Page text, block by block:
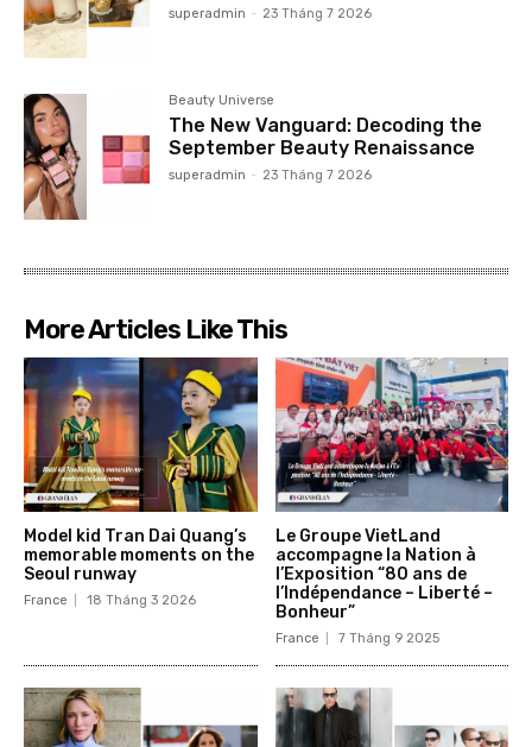
superadmin - 23 Tháng 7 2026
Beauty Universe
The New Vanguard: Decoding the
September Beauty Renaissance
superadmin - 23 Tháng 7 2026
More Articles Like This
Model kid Tran Dai Quang’s
memorable moments on the
Seoul runway
France 18 Tháng 3 2026
Le Groupe VietLand
accompagne la Nation à
l’Exposition “80 ans de
l’Indépendance – Liberté –
Bonheur”
France 7 Tháng 9 2025